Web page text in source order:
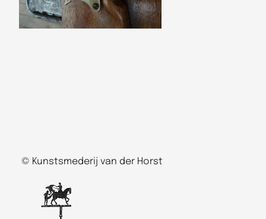
© Kunstsmederij van der Horst